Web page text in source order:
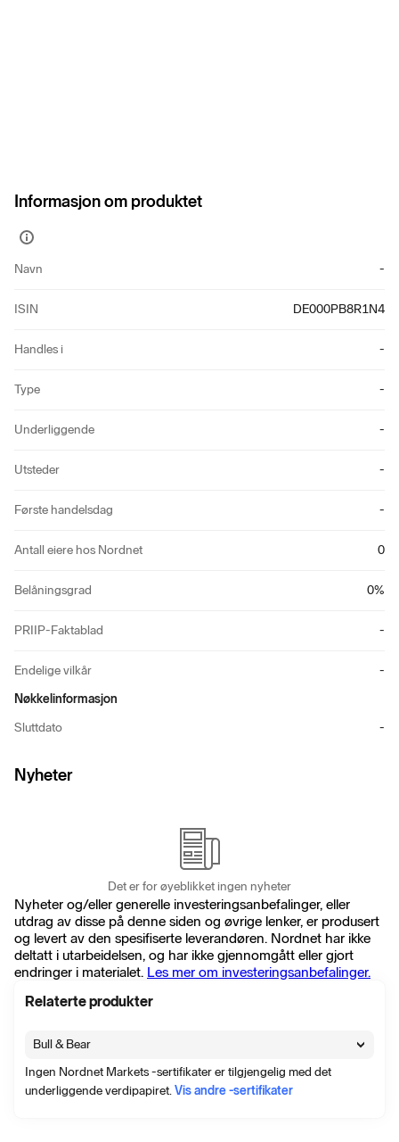
Informasjon om produktet
Vis
informasjon
Navn -
ISIN DE000PB8R1N4
Handles i -
Type -
Underliggende -
Utsteder -
Første handelsdag -
Antall eiere hos Nordnet 0
Belåningsgrad 0%
PRIIP-Faktablad -
Endelige vilkår
-
Nøkkelinformasjon
Sluttdato
-
Nyheter
Det er for øyeblikket ingen nyheter
Nyheter og/eller generelle investeringsanbefalinger, eller
utdrag av disse på denne siden og øvrige lenker, er produsert
og levert av den spesifiserte leverandøren. Nordnet har ikke
deltatt i utarbeidelsen, og har ikke gjennomgått eller gjort
endringer i materialet. Les mer om investeringsanbefalinger.
Relaterte produkter
Bull & Bear
Ingen Nordnet Markets -sertifikater er tilgjengelig med det
underliggende verdipapiret.Vis andre -sertifikater